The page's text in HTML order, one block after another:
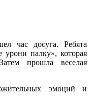
час досуга. Ребята
палку», которая
прошла веселая
эмоций и